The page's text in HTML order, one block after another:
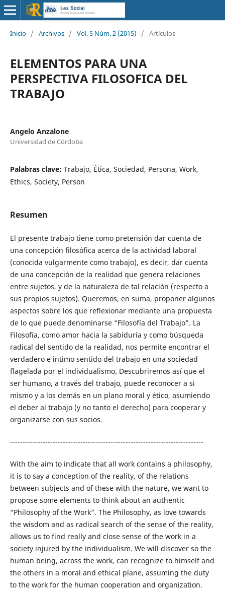
Inicio / Archivos / Vol. 5 Núm. 2 (2015) / Artículos
ELEMENTOS PARA UNA
PERSPECTIVA FILOSOFICA DEL
TRABAJO
Angelo Anzalone
Universidad de Córdoba
Palabras clave: Trabajo, Ética, Sociedad, Persona, Work,
Ethics, Society, Person
Resumen
El presente trabajo tiene como pretensión dar cuenta de
una concepción filosófica acerca de la actividad laboral
(conocida vulgarmente como trabajo), es decir, dar cuenta
de una concepción de la realidad que genera relaciones
entre sujetos, y de la naturaleza de tal relación (respecto a
sus propios sujetos). Queremos, en suma, proponer algunos
aspectos sobre los que reflexionar mediante una propuesta
de lo que puede denominarse “Filosofía del Trabajo”. La
Filosofía, como amor hacia la sabiduría y como búsqueda
radical del sentido de la realidad, nos permite encontrar el
verdadero e intimo sentido del trabajo en una sociedad
flagelada por el individualismo. Descubriremos así que el
ser humano, a través del trabajo, puede reconocer a si
mismo y a los demás en un plano moral y ético, asumiendo
el deber al trabajo (y no tanto el derecho) para cooperar y
organizarse con sus socios.
-----------------------------------------------------------------------------
With the aim to indicate that all work contains a philosophy,
it is to say a conception of the reality, of the relations
between subjects and of these with the nature, we want to
propose some elements to think about an authentic
“Philosophy of the Work”. The Philosophy, as love towards
the wisdom and as radical search of the sense of the reality,
allows us to find really and close sense of the work in a
society injured by the individualism. We will discover so the
human being, across the work, can recognize to himself and
the others in a moral and ethical plane, assuming the duty
to the work for the human cooperation and organization.